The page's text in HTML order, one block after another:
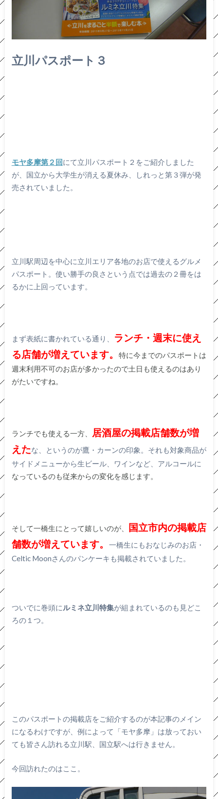
立川パスポート３
モヤ多摩第２回にて立川パスポート２をご紹介しました
が、国立から大学生が消える夏休み、しれっと第３弾が発
売されていました。
立川駅周辺を中心に立川エリア各地のお店で使えるグルメ
パスポート。使い勝手の良さという点では過去の２冊をは
るかに上回っています。
まず表紙に書かれている通り、
ランチ・週末に使え
る店舗が増えています。
特に今までのパスポートは
週末利用不可のお店が多かったので土日も使えるのはあり
がたいですね。
ランチでも使える一方、
居酒屋の掲載店舗数が増
えたな、というのが鷹・カーンの印象。それも対象商品が
サイドメニューから生ビール、ワインなど、アルコールに
なっているのも従来からの変化を感じます。
そして一橋生にとって嬉しいのが、 国立市内の掲載店
舗数が増えています。
一橋生にもおなじみのお店・
Celtic Moonさんのパンケーキも掲載されていました。
ついでに巻頭にルミネ立川特集が組まれているのも見どこ
ろの１つ。
このパスポートの掲載店をご紹介するのが本記事のメイン
になるわけですが、例によって「モヤ多摩」は放っておい
ても皆さん訪れる立川駅、国立駅へは行きません。
今回訪れたのはここ。